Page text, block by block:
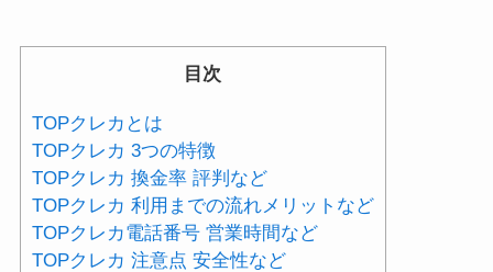
目次
TOPクレカとは
TOPクレカ 3つの特徴
TOPクレカ 換金率 評判など
TOPクレカ 利用までの流れメリットなど
TOPクレカ電話番号 営業時間など
TOPクレカ 注意点 安全性など